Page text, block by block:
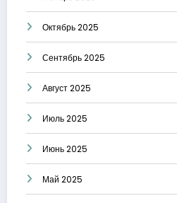
Октябрь 2025
Сентябрь 2025
Август 2025
Июль 2025
Июнь 2025
Май 2025